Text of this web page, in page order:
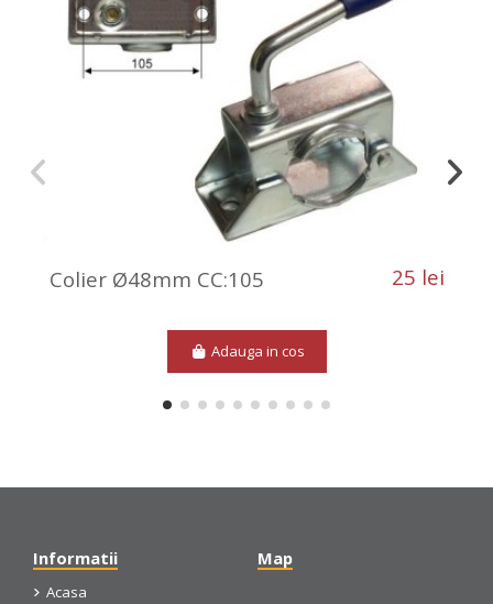
Colier Ø48mm CC:105 25 lei
Adauga in cos
Informatii
Acasa
Map